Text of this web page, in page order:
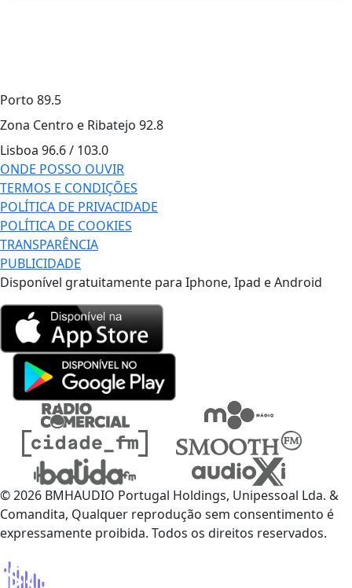
Porto 89.5
Zona Centro e Ribatejo 92.8
Lisboa 96.6 / 103.0
ONDE POSSO OUVIR
TERMOS E CONDIÇÕES
POLÍTICA DE PRIVACIDADE
POLÍTICA DE COOKIES
TRANSPARÊNCIA
PUBLICIDADE
Disponível gratuitamente para Iphone, Ipad e Android
© 2026 BMHAUDIO Portugal Holdings, Unipessoal Lda. &
Comandita, Qualquer reprodução sem consentimento é
expressamente proibida. Todos os direitos reservados.